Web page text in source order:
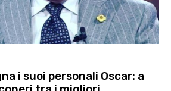
i suoi personali Oscar: a